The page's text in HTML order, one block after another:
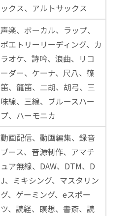
ックス、アルトサックス
声楽、ボーカル、ラップ、
ポエトリーリーディング、カ
ラオケ、詩吟、浪曲、リコ
ーダー、ケーナ、尺八、篠
笛、龍笛、二胡、胡弓、三
味線、三線、ブルースハー
プ、ハーモニカ
動画配信、動画編集、録音
ブース、音源制作、アマチ
ュア無線、DAW、DTM、D
J、ミキシング、マスタリン
グ、ゲーミング、eスポー
ツ、読経、瞑想、書斎、読